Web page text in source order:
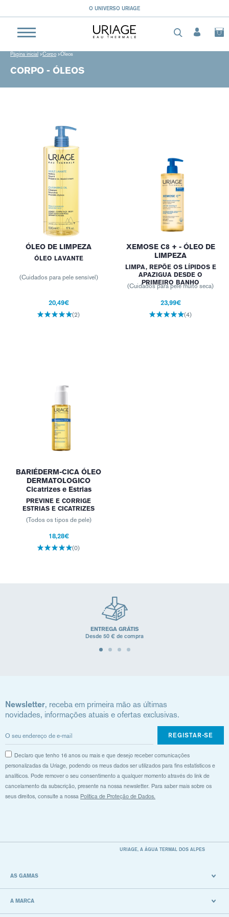
Página inicial Corpo Óleos
CORPO - ÓLEOS
ÓLEO DE LIMPEZA
ÓLEO LAVANTE
(Cuidados para pele sensível)
20,49€
(2)
XEMOSE C8 + - ÓLEO DE
LIMPEZA
LIMPA, REPÕE OS LÍPIDOS E
APAZIGUA DESDE O
PRIMEIRO BANHO
(Cuidados para pele muito seca)
23,99€
(4)
BARIÉDERM-CICA ÓLEO
DERMATOLOGICO
Cicatrizes e Estrias
PREVINE E CORRIGE
ESTRIAS E CICATRIZES
(Todos os tipos de pele)
18,28€
(0)
ENTREGA GRÁTIS
Desde 50 € de compra
Newsletter, receba em primeira mão as últimas
novidades, informações atuais e ofertas exclusivas.
REGISTAR-SE
Declaro que tenho 16 anos ou mais e que desejo receber comunicações
personalizadas da Uriage, podendo os meus dados ser utilizados para fins estatísticos e
analíticos. Pode remover o seu consentimento a qualquer momento através do link de
cancelamento da subscrição, presente na nossa newsletter. Para saber mais sobre os
seus direitos, consulte a nossa Política de Proteção de Dados.
URIAGE, A ÁGUA TERMAL DOS ALPES
AS GAMAS
A MARCA